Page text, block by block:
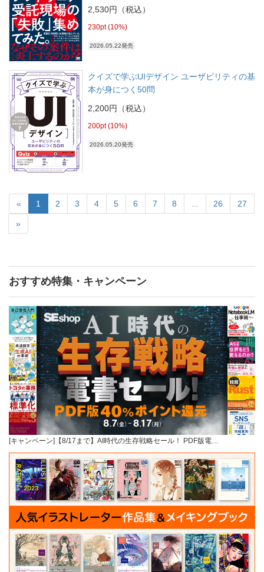
2,530円（税込）
230pt (10%)
2026.05.22発売
クイズで学ぶUIデザイン ユーザビリティの基
本が身につく50問
2,200円（税込）
200pt (10%)
2026.05.20発売
« 1 2 3 4 5 6 7 8 26 27
»
おすすめ特集・キャンペーン
[キャンペーン]【8/17まで】AI時代の生存戦略セール！ PDF版電…